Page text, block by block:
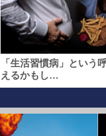
「生活習慣病」という
えるかもし…